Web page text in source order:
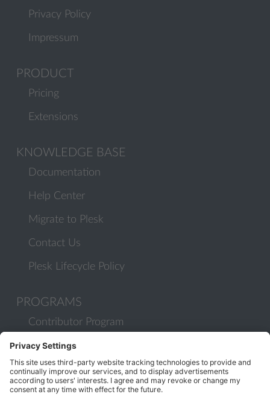
Privacy Policy
Impressum
PRODUCT
Pricing
Extensions
KNOWLEDGE BASE
Documentation
Help Center
Migrate to Plesk
Contact Us
Plesk Lifecycle Policy
PROGRAMS
Contributor Program
Partner Program
COMMUNITY